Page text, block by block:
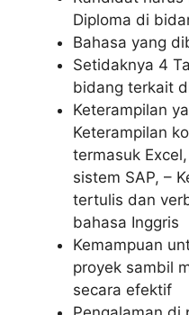
Diploma di
Bahasa yang
Setidaknya 4
bidang terkait
Keterampilan
Keterampilan
termasuk
sistem SAP, –
tertulis dan
bahasa Inggris
Kemampuan
proyek sambil
secara efektif